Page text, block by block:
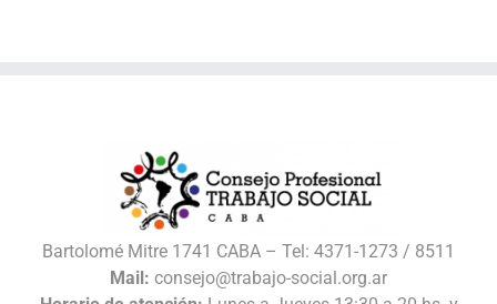
Bartolomé Mitre 1741 CABA – Tel: 4371-1273 / 8511
Mail: consejo@trabajo-social.org.ar